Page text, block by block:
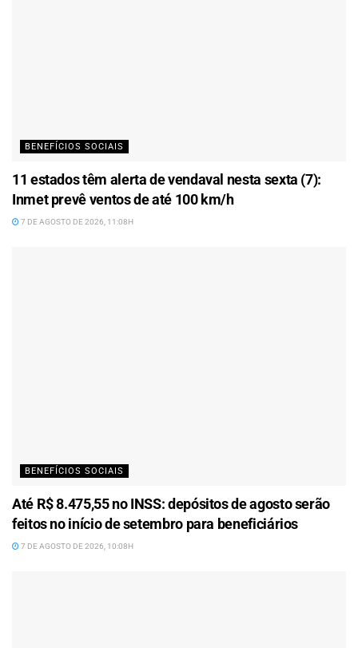
BENEFÍCIOS SOCIAIS
11 estados têm alerta de vendaval nesta sexta (7):
Inmet prevê ventos de até 100 km/h
7 DE AGOSTO DE 2026, 11:08H
BENEFÍCIOS SOCIAIS
Até R$ 8.475,55 no INSS: depósitos de agosto serão
feitos no início de setembro para beneficiários
7 DE AGOSTO DE 2026, 10:08H